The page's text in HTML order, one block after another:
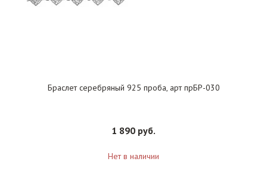
Браслет серебряный 925 проба, арт прБР-030
1 890 руб.
Нет в наличии